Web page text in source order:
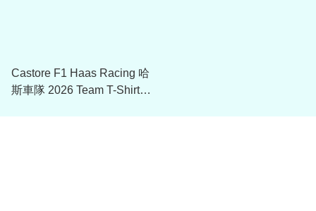
Castore F1 Haas Racing 哈
斯車隊 2026 Team T-Shirt